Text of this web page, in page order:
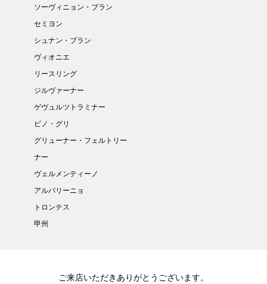
ソーヴィニョン・ブラン
セミヨン
シュナン・ブラン
ヴィオニエ
リースリング
ジルヴァーナー
ゲヴュルツトラミナー
ピノ・グリ
グリューナー・フェルトリー
ナー
ヴェルメンティーノ
アルバリーニョ
トロンテス
甲州
ご来店いただきありがとうございます。